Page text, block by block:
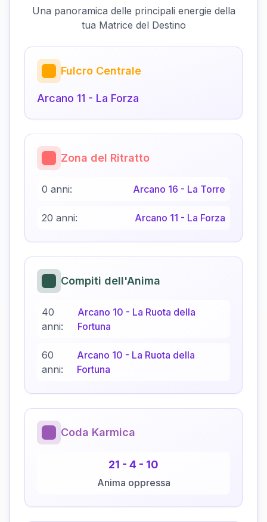
Una panoramica delle principali energie della
tua Matrice del Destino
Fulcro Centrale
Arcano 11 - La Forza
Zona del Ritratto
0 anni: Arcano 16 - La Torre
20 anni: Arcano 11 - La Forza
Compiti dell'Anima
40
anni:
Arcano 10 - La Ruota della
Fortuna
60
anni:
Arcano 10 - La Ruota della
Fortuna
Coda Karmica
21 - 4 - 10
Anima oppressa